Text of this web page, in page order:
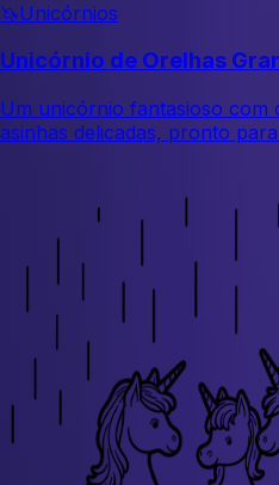
🦄Unicórnios
Unicórnio de Orelhas
Um unicórnio fantasioso com
asinhas delicadas, pronto